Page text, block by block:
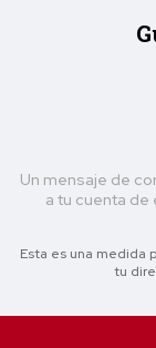
Un mensaje de
a tu cuenta de
Esta es una medida
tu